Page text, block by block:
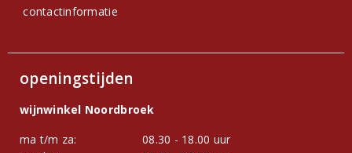
contactinformatie
openingstijden
wijnwinkel Noordbroek
ma t/m za:
08.30 - 18.00 uur